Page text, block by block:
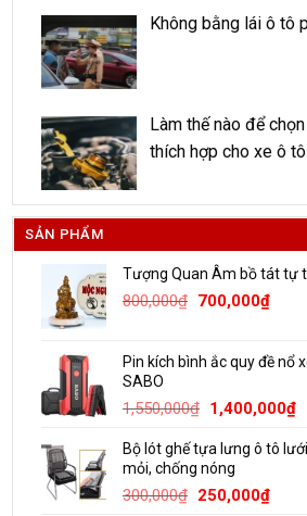
Không bằng lái ô tô
Làm thế nào để
thích hợp cho xe ô
SẢN PHẨM
Tượng Quan Âm bồ tát tự
800,000₫ Giá
800,000₫.
700,000₫Giá
là:
Pin kích bình ắc quy đề nổ
SABO
1,550,000₫ Giá
là:
1,550,000₫.
1,400,000₫Giá
Bộ lót ghế tựa lưng ô tô
mỏi, chống nóng
300,000₫ Giá
250,000₫Giá